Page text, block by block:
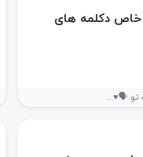
خاص دکلمه های
تو.🗣️♥️...